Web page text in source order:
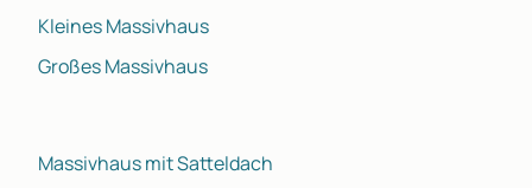
Kleines Massivhaus
Großes Massivhaus
Massivhaus mit Satteldach